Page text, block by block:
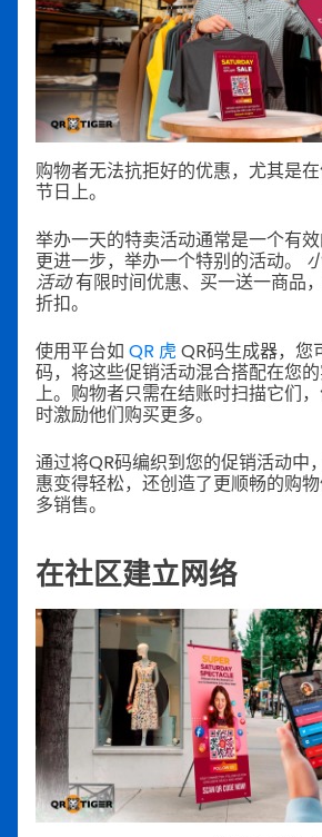
购物者无法抗拒好的优惠，尤其是
节日上。
举办一天的特卖活动通常是一个有
更进一步，举办一个特别的活动。
活动有限时间优惠、买一送一商品
折扣。
使用平台如 QR 虎 QR码生成器，您
码，将这些促销活动混合搭配在您
上。购物者只需在结账时扫描它们
时激励他们购买更多。
通过将QR码编织到您的促销活动中
惠变得轻松，还创造了更顺畅的购
多销售。
在社区建立网络